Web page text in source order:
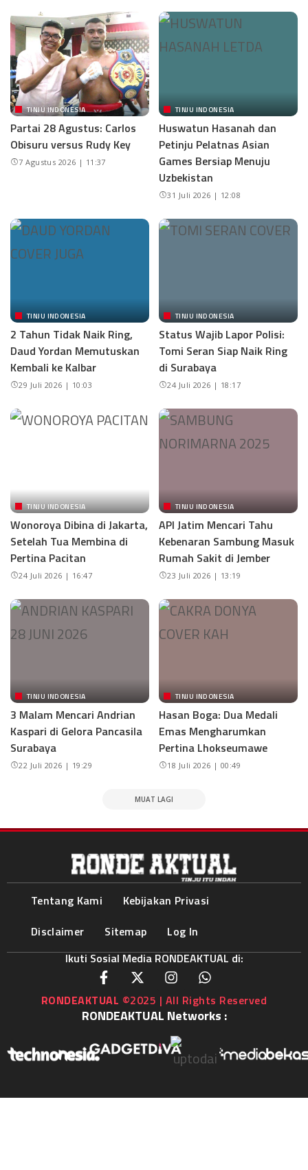
TINJU INDONESIA
Partai 28 Agustus: Carlos
Obisuru versus Rudy Key
7 Agustus 2026 | 11:37
TINJU INDONESIA
Huswatun Hasanah dan
Petinju Pelatnas Asian
Games Bersiap Menuju
Uzbekistan
31 Juli 2026 | 12:08
TINJU INDONESIA
2 Tahun Tidak Naik Ring,
Daud Yordan Memutuskan
Kembali ke Kalbar
29 Juli 2026 | 10:03
TINJU INDONESIA
Status Wajib Lapor Polisi:
Tomi Seran Siap Naik Ring
di Surabaya
24 Juli 2026 | 18:17
TINJU INDONESIA
Wonoroya Dibina di Jakarta,
Setelah Tua Membina di
Pertina Pacitan
24 Juli 2026 | 16:47
TINJU INDONESIA
API Jatim Mencari Tahu
Kebenaran Sambung Masuk
Rumah Sakit di Jember
23 Juli 2026 | 13:19
TINJU INDONESIA
3 Malam Mencari Andrian
Kaspari di Gelora Pancasila
Surabaya
22 Juli 2026 | 19:29
TINJU INDONESIA
Hasan Boga: Dua Medali
Emas Mengharumkan
Pertina Lhokseumawe
18 Juli 2026 | 00:49
MUAT LAGI
Tentang Kami
Kebijakan Privasi
Disclaimer
Sitemap
Log In
Ikuti Sosial Media RONDEAKTUAL di:
RONDEAKTUAL ©2025 | All Rights Reserved
RONDEAKTUAL Networks :